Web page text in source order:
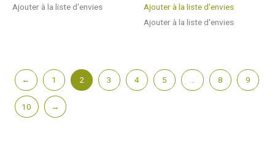
Ajouter à la liste d'envies
Ajouter à la liste d'envies
Ajouter à la liste d'envies
← 1 2 3 4 5 8 9
10 →